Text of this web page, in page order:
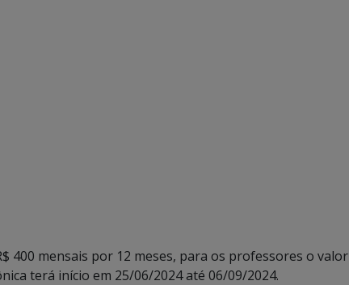
400 mensais por 12 meses, para os professores o valor
terá início em 25/06/2024 até 06/09/2024.